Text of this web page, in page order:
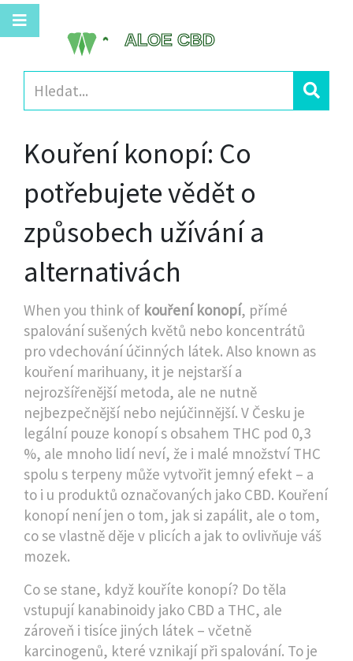
Kouření konopí: Co
potřebujete vědět o
způsobech užívání a
alternativách
When you think of kouření konopí, přímé
spalování sušených květů nebo koncentrátů
pro vdechování účinných látek. Also known as
kouření marihuany, it je nejstarší a
nejrozšířenější metoda, ale ne nutně
nejbezpečnější nebo nejúčinnější. V Česku je
legální pouze konopí s obsahem THC pod 0,3
%, ale mnoho lidí neví, že i malé množství THC
spolu s terpeny může vytvořit jemný efekt – a
to i u produktů označovaných jako CBD. Kouření
konopí není jen o tom, jak si zapálit, ale o tom,
co se vlastně děje v plicích a jak to ovlivňuje váš
mozek.
Co se stane, když kouříte konopí? Do těla
vstupují kanabinoidy jako CBD a THC, ale
zároveň i tisíce jiných látek – včetně
karcinogenů, které vznikají při spalování. To je